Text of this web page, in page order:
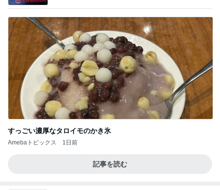
すっごい濃厚なタロイモのかき氷
Amebaトピックス 1日前
記事を読む